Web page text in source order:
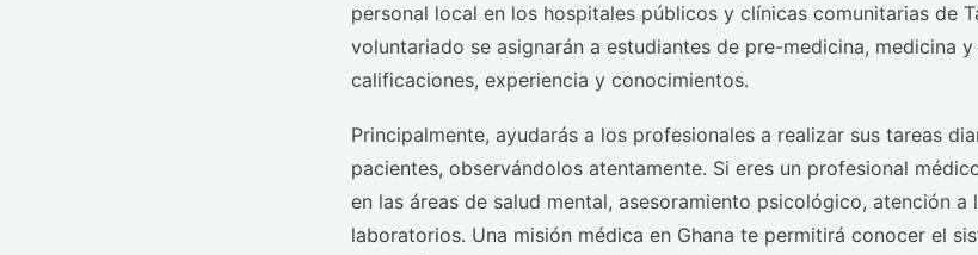
personal local en los hospitales públicos y clínicas comunitarias de
voluntariado se asignarán a estudiantes de pre-medicina, medicina
calificaciones, experiencia y conocimientos.
Principalmente, ayudarás a los profesionales a realizar sus tareas
pacientes, observándolos atentamente. Si eres un profesional
en las áreas de salud mental, asesoramiento psicológico, atención a
laboratorios. Una misión médica en Ghana te permitirá conocer el